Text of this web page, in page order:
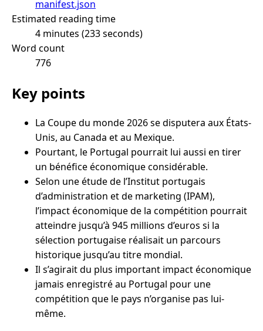
manifest.json
Estimated reading time
4 minutes (233 seconds)
Word count
776
Key points
La Coupe du monde 2026 se disputera aux États-
Unis, au Canada et au Mexique.
Pourtant, le Portugal pourrait lui aussi en tirer
un bénéfice économique considérable.
Selon une étude de l’Institut portugais
d’administration et de marketing (IPAM),
l’impact économique de la compétition pourrait
atteindre jusqu’à 945 millions d’euros si la
sélection portugaise réalisait un parcours
historique jusqu’au titre mondial.
Il s’agirait du plus important impact économique
jamais enregistré au Portugal pour une
compétition que le pays n’organise pas lui-
même.